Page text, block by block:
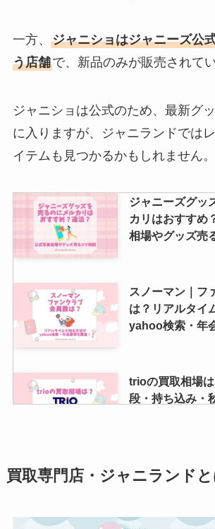
一方、 ジャニショはジャニーズ公
う店舗で、新品のみが販売されてい
ジャニショは公式のため、最新グ
に入りますが、ジャニランドでは
イテムも見つかるかもしれません。
ジャニーズグッ
カリはおすすめ
相場やグッズ売
スノーマン｜フ
は？リアルタイ
yahoo検索・年
trioの買取相場
段・持ち込み・
ジャニーズで誰
は？定番曲や懐
買取専門店・ジャニランドと